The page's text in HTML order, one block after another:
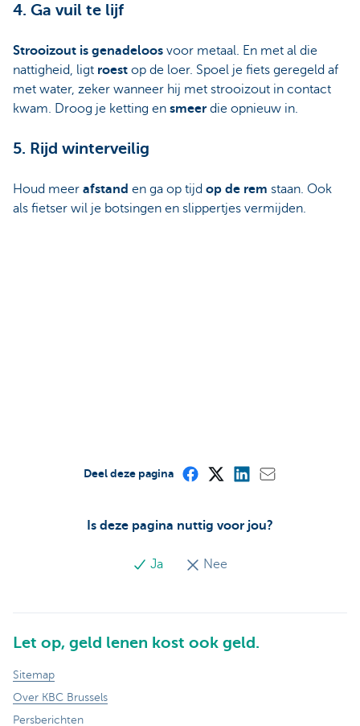
4. Ga vuil te lijf
Strooizout is genadeloos voor metaal. En met al die
nattigheid, ligt roest op de loer. Spoel je fiets geregeld af
met water, zeker wanneer hij met strooizout in contact
kwam. Droog je ketting en smeer die opnieuw in.
5. Rijd winterveilig
Houd meer afstand en ga op tijd op de rem staan. Ook
als fietser wil je botsingen en slippertjes vermijden.
Is deze pagina nuttig voor jou?
Ja Nee
Deel deze pagina
Let op, geld lenen kost ook geld.
Sitemap
Over KBC Brussels
Persberichten